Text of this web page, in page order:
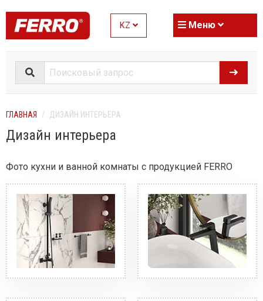
KZ Меню
ГЛАВНАЯ ДИЗАЙН ИНТЕРЬЕРА
Дизайн интерьера
Фото кухни и ванной комнаты с продукцией FERRO